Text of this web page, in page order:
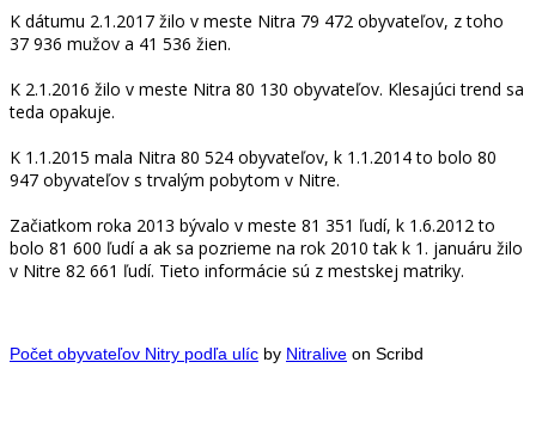
K dátumu 2.1.2017 žilo v meste Nitra 79 472 obyvateľov, z toho
37 936 mužov a 41 536 žien.
K 2.1.2016 žilo v meste Nitra 80 130 obyvateľov. Klesajúci trend sa
teda opakuje.
K 1.1.2015 mala Nitra 80 524 obyvateľov, k 1.1.2014 to bolo 80
947 obyvateľov s trvalým pobytom v Nitre.
Začiatkom roka 2013 bývalo v meste 81 351 ľudí, k 1.6.2012 to
bolo 81 600 ľudí a ak sa pozrieme na rok 2010 tak k 1. januáru žilo
v Nitre 82 661 ľudí. Tieto informácie sú z mestskej matriky.
Počet obyvateľov Nitry podľa ulíc by Nitralive on Scribd